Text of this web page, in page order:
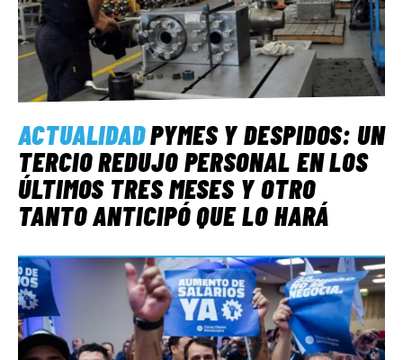
ACTUALIDADPYMES Y DESPIDOS: UN
TERCIO REDUJO PERSONAL EN LOS
ÚLTIMOS TRES MESES Y OTRO
TANTO ANTICIPÓ QUE LO HARÁ